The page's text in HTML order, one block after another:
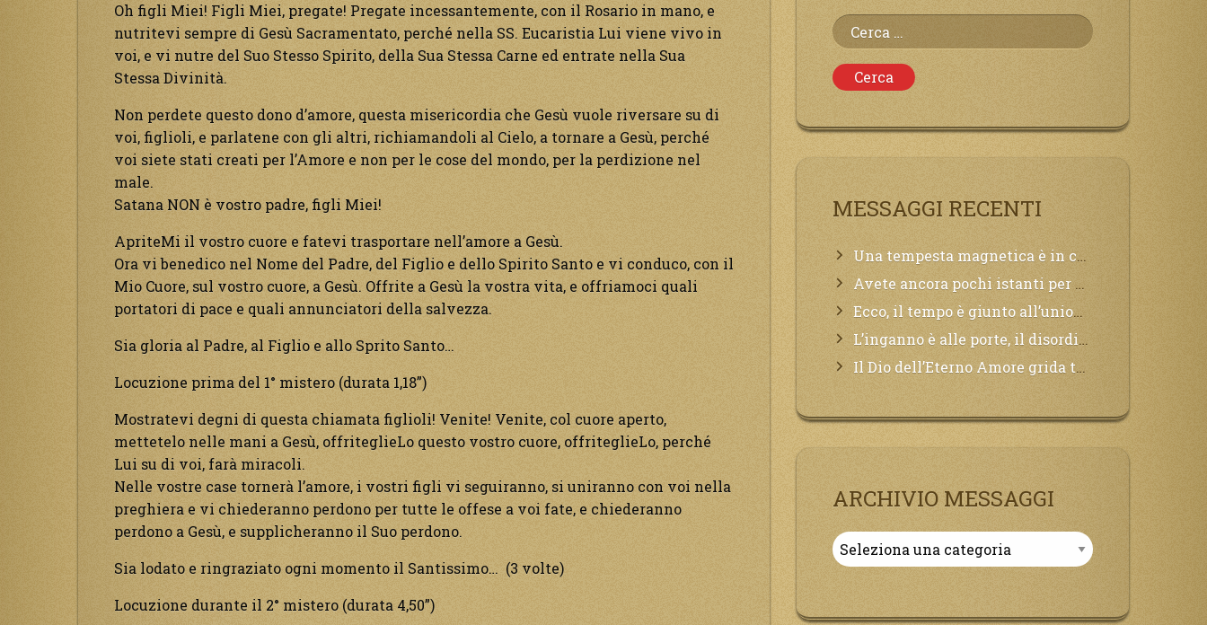
Oh figli Miei! Figli Miei, pregate! Pregate incessantemente, con il Rosario in mano, e
nutritevi sempre di Gesù Sacramentato, perché nella SS. Eucaristia Lui viene vivo in
voi, e vi nutre del Suo Stesso Spirito, della Sua Stessa Carne ed entrate nella Sua
Stessa Divinità.
Non perdete questo dono d’amore, questa misericordia che Gesù vuole riversare su di
voi, figlioli, e parlatene con gli altri, richiamandoli al Cielo, a tornare a Gesù, perché
voi siete stati creati per l’Amore e non per le cose del mondo, per la perdizione nel
male.
Satana NON è vostro padre, figli Miei!
ApriteMi il vostro cuore e fatevi trasportare nell’amore a Gesù.
Ora vi benedico nel Nome del Padre, del Figlio e dello Spirito Santo e vi conduco, con il
Mio Cuore, sul vostro cuore, a Gesù. Offrite a Gesù la vostra vita, e offriamoci quali
portatori di pace e quali annunciatori della salvezza.
Sia gloria al Padre, al Figlio e allo Sprito Santo…
Locuzione prima del 1° mistero (durata 1,18”)
Mostratevi degni di questa chiamata figlioli! Venite! Venite, col cuore aperto,
mettetelo nelle mani a Gesù, offriteglieLo questo vostro cuore, offriteglieLo, perché
Lui su di voi, farà miracoli.
Nelle vostre case tornerà l’amore, i vostri figli vi seguiranno, si uniranno con voi nella
preghiera e vi chiederanno perdono per tutte le offese a voi fate, e chiederanno
perdono a Gesù, e supplicheranno il Suo perdono.
Sia lodato e ringraziato ogni momento il Santissimo… (3 volte)
Locuzione durante il 2° mistero (durata 4,50”)
Ricerca
per:
MESSAGGI RECENTI
Una tempesta magnetica è in corso, questa generazione patirà. Il black out non tarderà ad arrivare e tutta la Terra sarà oscurata.
Avete ancora pochi istanti per convertirvi, non perdete tempo, la sciagura arriverà all’improvviso e per chi non si sarà preparato saranno dolori.
Ecco, il tempo è giunto all’unione del Padre con il figlio, non avete che da attendere pochissimo.
L’inganno è alle porte, il disordine degli ordinati urlerà perdono, ma sarà troppo tardi, il tradimento è stato grande!
Il Dio dell’Eterno Amore grida tutto il Suo bene per i Suoi,richiama a Sé i lontani, affinché si pentano e tornino a Lui:
ARCHIVIO MESSAGGI
Archivio
Messaggi